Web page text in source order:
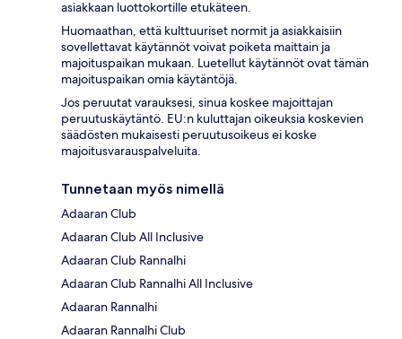
asiakkaan luottokortille etukäteen.
Huomaathan, että kulttuuriset normit ja asiakkaisiin
sovellettavat käytännöt voivat poiketa maittain ja
majoituspaikan mukaan. Luetellut käytännöt ovat tämän
majoituspaikan omia käytäntöjä.
Jos peruutat varauksesi, sinua koskee majoittajan
peruutuskäytäntö. EU:n kuluttajan oikeuksia koskevien
säädösten mukaisesti peruutusoikeus ei koske
majoitusvarauspalveluita.
Tunnetaan myös nimellä
Adaaran Club
Adaaran Club All Inclusive
Adaaran Club Rannalhi
Adaaran Club Rannalhi All Inclusive
Adaaran Rannalhi
Adaaran Rannalhi Club